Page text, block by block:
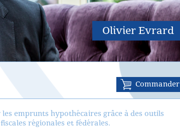
Olivier Evrard
Commander
emprunts hypothécaires grâce à des outils
régionales et fédérales.